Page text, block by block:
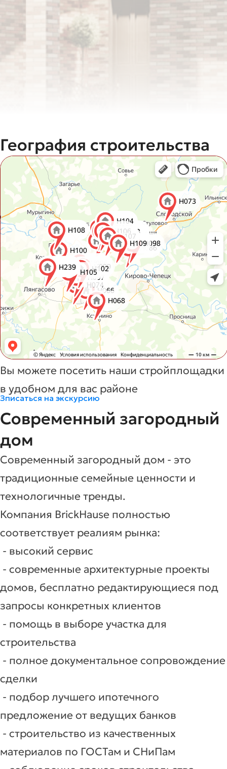
География строительства
Вы можете посетить наши стройплощадки
в удобном для вас районе
Зписаться на экскурсию
Современный загородный
дом
Современный загородный дом - это
традиционные семейные ценности и
технологичные тренды.
Компания BrickHause полностью
соответствует реалиям рынка:
- высокий сервис
- современные архитектурные проекты
домов, бесплатно редактирующиеся под
запросы конкретных клиентов
- помощь в выборе участка для
строительства
- полное документальное сопровождение
сделки
- подбор лучшего ипотечного
предложение от ведущих банков
- строительство из качественных
материалов по ГОСТам и СНиПам